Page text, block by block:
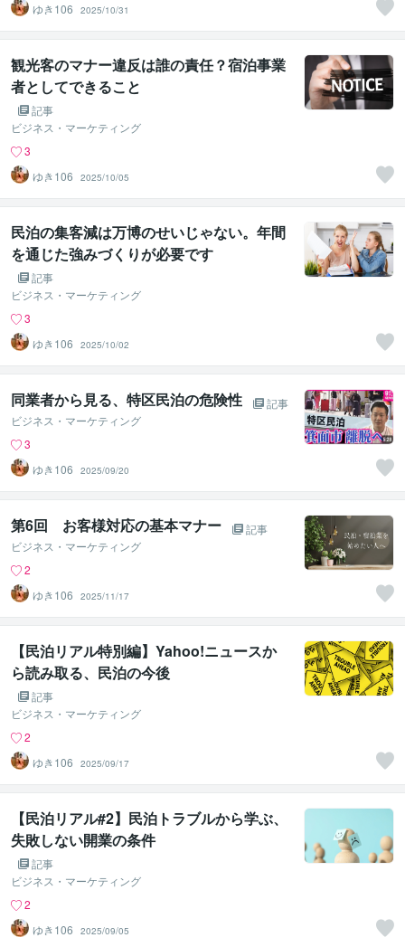
ゆき106
2025/10/31
観光客のマナー違反は誰の責任？宿泊事業
者としてできること
記事
ビジネス・マーケティング
3
ゆき106
2025/10/05
民泊の集客減は万博のせいじゃない。年間
を通じた強みづくりが必要です
記事
ビジネス・マーケティング
3
ゆき106
2025/10/02
同業者から見る、特区民泊の危険性
記事
ビジネス・マーケティング
3
ゆき106
2025/09/20
第6回 お客様対応の基本マナー
記事
ビジネス・マーケティング
2
ゆき106
2025/11/17
【民泊リアル特別編】Yahoo!ニュースか
ら読み取る、民泊の今後
記事
ビジネス・マーケティング
2
ゆき106
2025/09/17
【民泊リアル#2】民泊トラブルから学ぶ、
失敗しない開業の条件
記事
ビジネス・マーケティング
2
ゆき106
2025/09/05